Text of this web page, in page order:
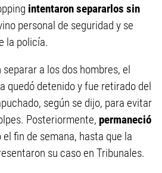
intentaron separarlos sin
personal de seguridad y se
la policía.
a los dos hombres, el
quedó detenido y fue retirado del
según se dijo, para evitar
Posteriormente, permaneció
fin de semana, hasta que la
su caso en Tribunales.